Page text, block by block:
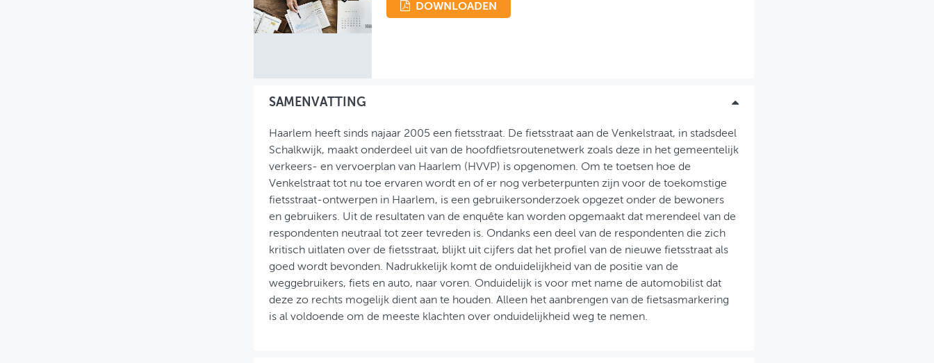
DOWNLOADEN
SAMENVATTING
Haarlem heeft sinds najaar 2005 een fietsstraat. De fietsstraat aan de Venkelstraat, in stadsdeel
Schalkwijk, maakt onderdeel uit van de hoofdfietsroutenetwerk zoals deze in het gemeentelijk
verkeers- en vervoerplan van Haarlem (HVVP) is opgenomen. Om te toetsen hoe de
Venkelstraat tot nu toe ervaren wordt en of er nog verbeterpunten zijn voor de toekomstige
fietsstraat-ontwerpen in Haarlem, is een gebruikersonderzoek opgezet onder de bewoners
en gebruikers. Uit de resultaten van de enquête kan worden opgemaakt dat merendeel van de
respondenten neutraal tot zeer tevreden is. Ondanks een deel van de respondenten die zich
kritisch uitlaten over de fietsstraat, blijkt uit cijfers dat het profiel van de nieuwe fietsstraat als
goed wordt bevonden. Nadrukkelijk komt de onduidelijkheid van de positie van de
weggebruikers, fiets en auto, naar voren. Onduidelijk is voor met name de automobilist dat
deze zo rechts mogelijk dient aan te houden. Alleen het aanbrengen van de fietsasmarkering
is al voldoende om de meeste klachten over onduidelijkheid weg te nemen.